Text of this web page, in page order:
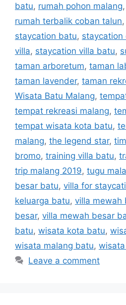
batu, rumah pohon malang,
rumah terbalik coban talun,
staycation batu, staycation
villa, staycation villa batu,
taman arboretum, taman
taman lavender, taman
Wisata Batu Malang,
tempat rekreasi malang,
tempat wisata kota batu,
malang, the legend star,
bromo, training villa batu,
trip malang 2019, tugu
besar batu, villa for
keluarga batu, villa mewah
besar, villa mewah besar
batu, wisata kota batu,
wisata malang batu,
Leave a comment